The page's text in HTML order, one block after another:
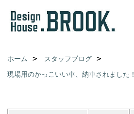
ホーム
スタッフブログ
現場用のかっこいい車、納車されました！